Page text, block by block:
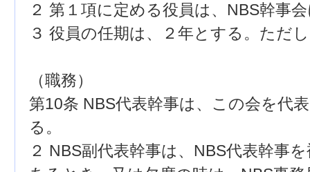
２ 第１項に定める役員は、NBS幹事
３ 役員の任期は、２年とする。ただ
（職務）
第10条 NBS代表幹事は、この会を代
る。
２ NBS副代表幹事は、NBS代表幹事